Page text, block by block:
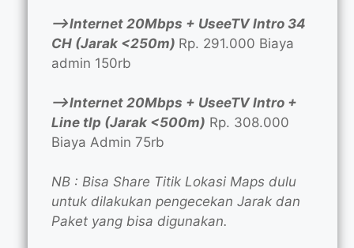
—>Internet 20Mbps + UseeTV Intro 34
CH (Jarak <250m) Rp. 291.000 Biaya
admin 150rb
—>Internet 20Mbps + UseeTV Intro +
Line tlp (Jarak <500m) Rp. 308.000
Biaya Admin 75rb
NB : Bisa Share Titik Lokasi Maps dulu
untuk dilakukan pengecekan Jarak dan
Paket yang bisa digunakan.